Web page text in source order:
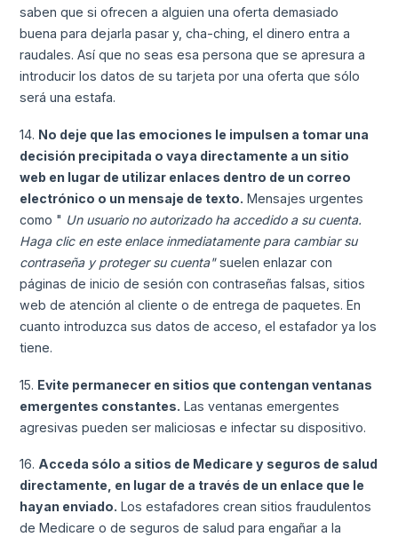
saben que si ofrecen a alguien una oferta demasiado
buena para dejarla pasar y, cha-ching, el dinero entra a
raudales. Así que no seas esa persona que se apresura a
introducir los datos de su tarjeta por una oferta que sólo
será una estafa.
14. No deje que las emociones le impulsen a tomar una
decisión precipitada o vaya directamente a un sitio
web en lugar de utilizar enlaces dentro de un correo
electrónico o un mensaje de texto. Mensajes urgentes
como " Un usuario no autorizado ha accedido a su cuenta.
Haga clic en este enlace inmediatamente para cambiar su
contraseña y proteger su cuenta"suelen enlazar con
páginas de inicio de sesión con contraseñas falsas, sitios
web de atención al cliente o de entrega de paquetes. En
cuanto introduzca sus datos de acceso, el estafador ya los
tiene.
15. Evite permanecer en sitios que contengan ventanas
emergentes constantes. Las ventanas emergentes
agresivas pueden ser maliciosas e infectar su dispositivo.
16. Acceda sólo a sitios de Medicare y seguros de salud
directamente, en lugar de a través de un enlace que le
hayan enviado. Los estafadores crean sitios fraudulentos
de Medicare o de seguros de salud para engañar a la